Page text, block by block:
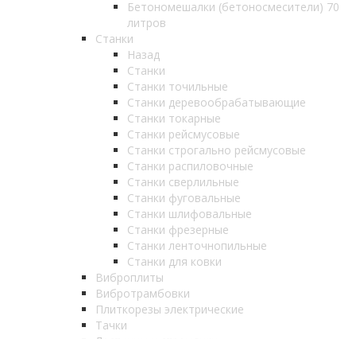
Бетономешалки (бетоносмесители) 70
литров
Станки
Назад
Станки
Станки точильные
Станки деревообрабатывающие
Станки токарные
Станки рейсмусовые
Станки строгально рейсмусовые
Станки распиловочные
Станки сверлильные
Станки фуговальные
Станки шлифовальные
Станки фрезерные
Станки ленточнопильные
Станки для ковки
Виброплиты
Вибротрамбовки
Плиткорезы электрические
Тачки